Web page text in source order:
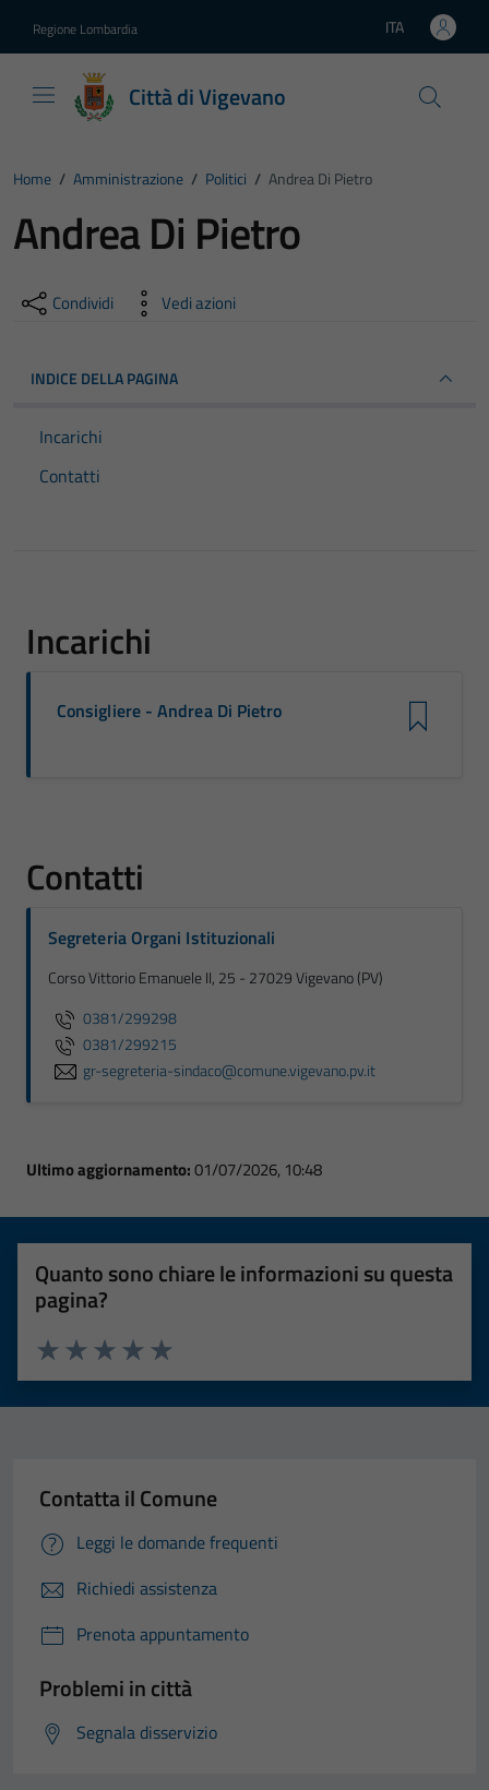
Regione Lombardia Lingua attiva:
ITA
Città di Vigevano
Home / Amministrazione / Politici / Andrea Di Pietro
Andrea Di Pietro
Condividi Vedi azioni
INDICE DELLA PAGINA
Incarichi
Contatti
Incarichi
Consigliere - Andrea Di Pietro
Contatti
Segreteria Organi Istituzionali
Corso Vittorio Emanuele II, 25 - 27029 Vigevano (PV)
0381/299298
0381/299215
gr-segreteria-sindaco@comune.vigevano.pv.it
Ultimo aggiornamento:01/07/2026, 10:48
Quanto sono chiare le informazioni su questa
pagina?
Valuta 5 stelle su 5
Valuta 4 stelle su 5
Valuta 3 stelle su 5
Valuta 2 stelle su 5
Valuta 1 stelle su 5
Contatta il Comune
Leggi le domande frequenti
Richiedi assistenza
Prenota appuntamento
Problemi in città
Segnala disservizio